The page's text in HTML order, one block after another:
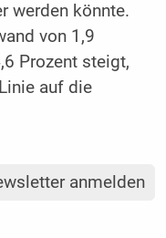
werden könnte.
von 1,9
Prozent steigt,
auf die
anmelden